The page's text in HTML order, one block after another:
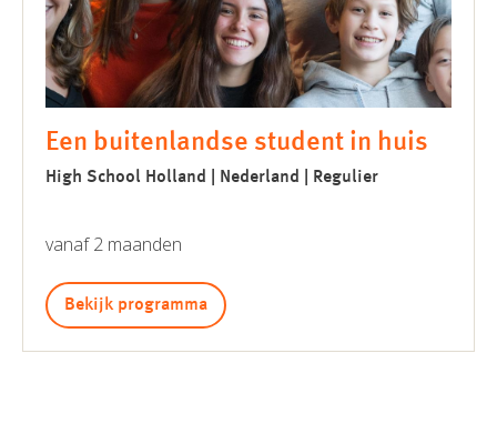
Een buitenlandse student in huis
High School Holland | Nederland | Regulier
vanaf 2 maanden
Bekijk programma